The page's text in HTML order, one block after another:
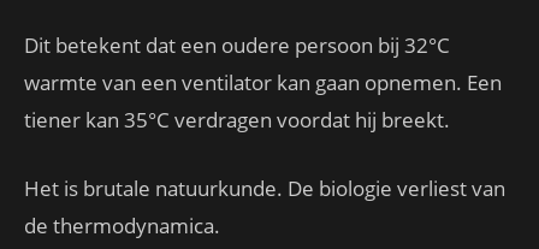
Dit betekent dat een oudere persoon bij 32°C
warmte van een ventilator kan gaan opnemen. Een
tiener kan 35°C verdragen voordat hij breekt.
Het is brutale natuurkunde. De biologie verliest van
de thermodynamica.